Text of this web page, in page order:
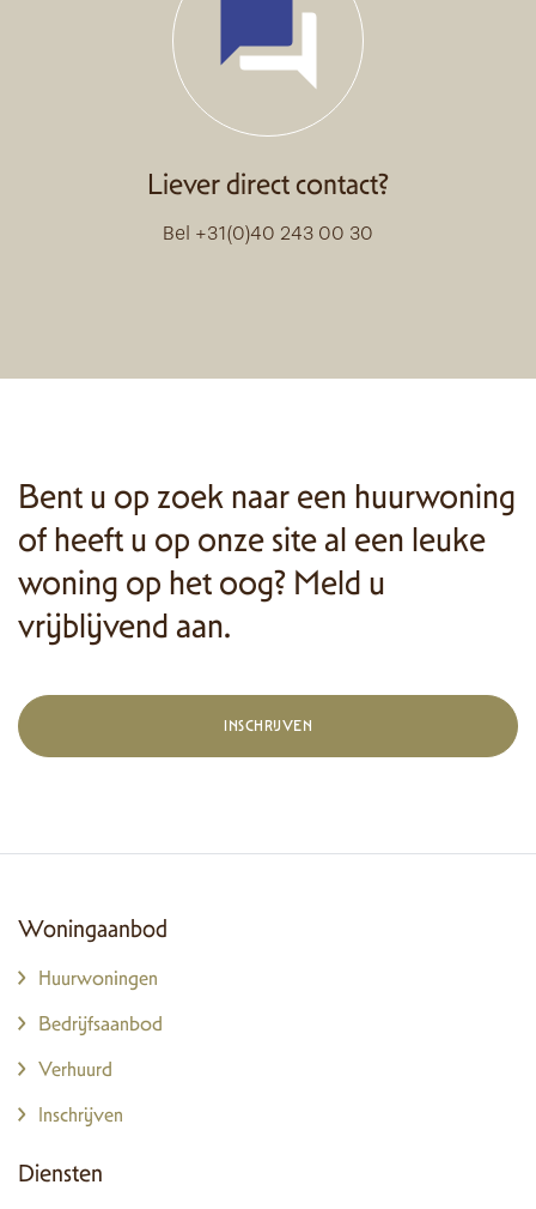
Liever direct contact?
Bel +31(0)40 243 00 30
Bent u op zoek naar een huurwoning
of heeft u op onze site al een leuke
woning op het oog? Meld u
vrijblijvend aan.
INSCHRIJVEN
Woningaanbod
Huurwoningen
Bedrijfsaanbod
Verhuurd
Inschrijven
Diensten